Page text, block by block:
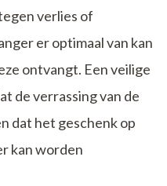
verlies of
er optimaal van kan
ontvangt. Een veilige
de verrassing van de
dat het geschenk op
kan worden